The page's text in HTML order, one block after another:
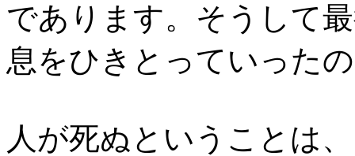
であります。そうして
息をひきとっていった
人が死ぬということは